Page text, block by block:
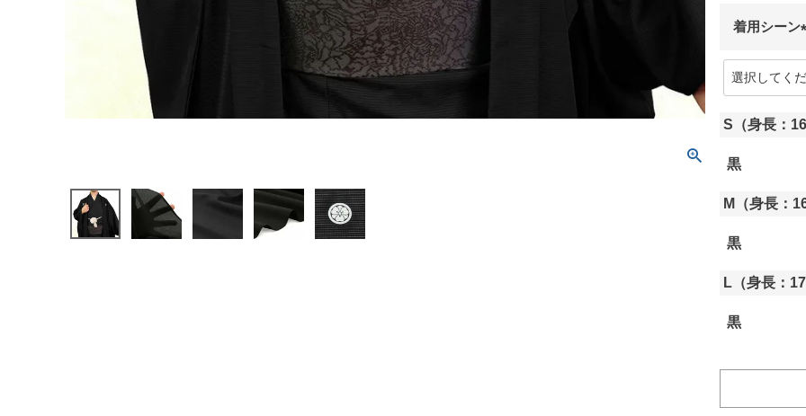
着用シーン
S（身長：
黒
M（身長：
黒
L（身長：
黒